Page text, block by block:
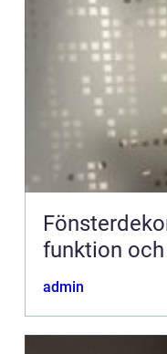
funktion
admin